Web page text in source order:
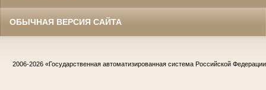
ОБЫЧНАЯ ВЕРСИЯ САЙТА
2006-2026 «Государственная автоматизированная система Российской